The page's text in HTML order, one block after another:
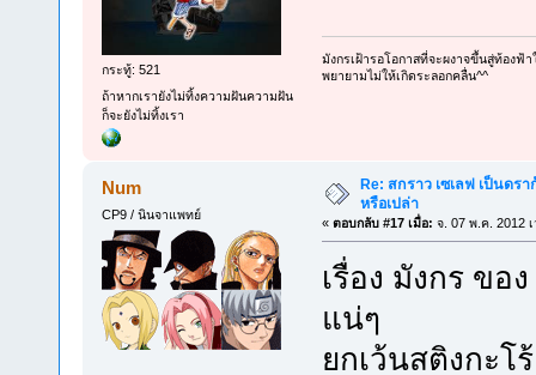
กระทู้: 521
ถ้าหากเรายังไม่ทิ้งความฝันความฝัน
ก็จะยังไม่ทิ้งเรา
มังกรเฝ้ารอโอกาสที่จะผงาจขึ้นสู่ท้องฟ้
พยายามไม่ให้เกิดระลอกคลื่น^^
Num
CP9 / นินจาแพทย์
Re: สกราว เซเลฟ เป็นดร
หรือเปล่า
« ตอบกลับ #17 เมื่อ: จ. 07 พ.ค. 2012
เรื่อง มังกร ขอ
แน่ๆ
ยกเว้นสติงกะ